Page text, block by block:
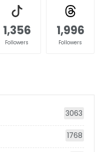
1,356
Followers
1,996
Followers
3063
1768